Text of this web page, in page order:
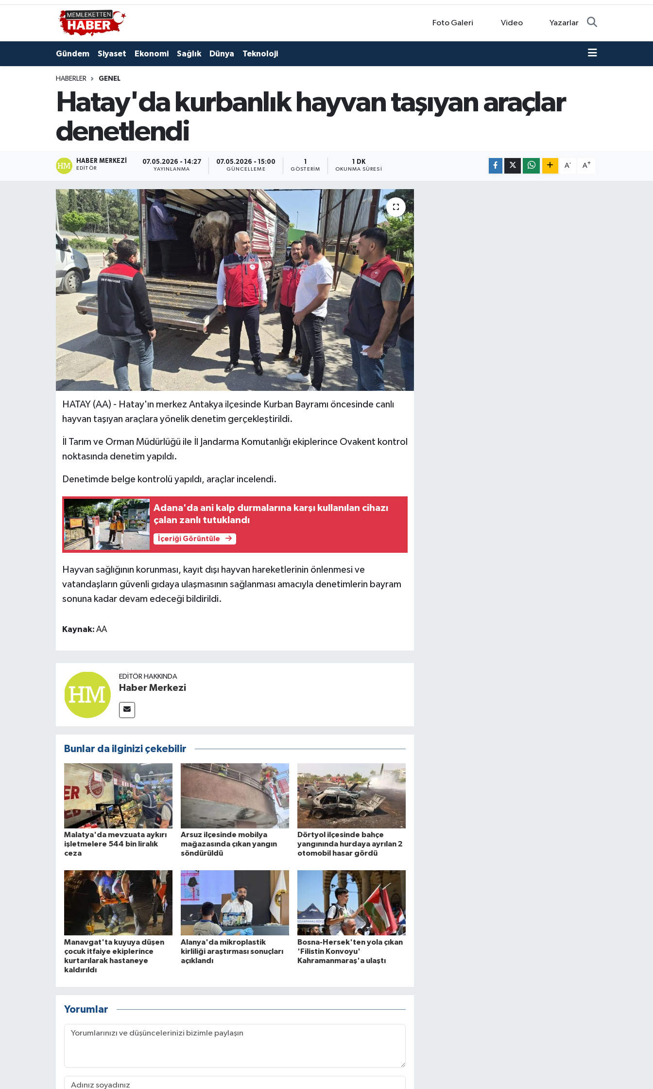
Foto Galeri Video Yazarlar
Gündem Siyaset Ekonomi Sağlık Dünya Teknoloji
HABERLER GENEL
Hatay'da kurbanlık hayvan taşıyan araçlar
denetlendi
HABER MERKEZI
EDITÖR
07.05.2026 - 14:27
YAYINLANMA
07.05.2026 - 15:00
GÜNCELLEME GÖSTERIM
1 DK
OKUNMA SÜRESI
A- A+
HATAY (AA) - Hatay'ın merkez Antakya ilçesinde Kurban Bayramı öncesinde canlı
hayvan taşıyan araçlara yönelik denetim gerçekleştirildi.
İl Tarım ve Orman Müdürlüğü ile İl Jandarma Komutanlığı ekiplerince Ovakent kontrol
noktasında denetim yapıldı.
Denetimde belge kontrolü yapıldı, araçlar incelendi.
Adana'da ani kalp durmalarına karşı kullanılan cihazı
çalan zanlı tutuklandı
İçeriği Görüntüle
Hayvan sağlığının korunması, kayıt dışı hayvan hareketlerinin önlenmesi ve
vatandaşların güvenli gıdaya ulaşmasının sağlanması amacıyla denetimlerin bayram
sonuna kadar devam edeceği bildirildi.
Kaynak: AA
EDITÖR HAKKINDA
Haber Merkezi
Bunlar da ilginizi çekebilir
Malatya'da mevzuata aykırı
işletmelere 544 bin liralık
ceza
Arsuz ilçesinde mobilya
mağazasında çıkan yangın
söndürüldü
Dörtyol ilçesinde bahçe
yangınında hurdaya ayrılan 2
otomobil hasar gördü
Manavgat'ta kuyuya düşen
çocuk itfaiye ekiplerince
kurtarılarak hastaneye
kaldırıldı
Alanya'da mikroplastik
kirliliği araştırması sonuçları
açıklandı
Bosna-Hersek'ten yola çıkan
'Filistin Konvoyu'
Kahramanmaraş'a ulaştı
Yorumlar